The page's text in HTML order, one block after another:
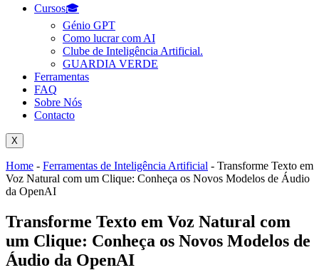
Cursos🎓
Génio GPT
Como lucrar com AI
Clube de Inteligência Artificial.
GUARDIA VERDE
Ferramentas
FAQ
Sobre Nós
Contacto
X
Home - Ferramentas de Inteligência Artificial - Transforme Texto em
Voz Natural com um Clique: Conheça os Novos Modelos de Áudio
da OpenAI
Transforme Texto em Voz Natural com
um Clique: Conheça os Novos Modelos de
Áudio da OpenAI